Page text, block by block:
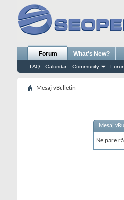
Forum
FAQ Calendar Community
What's New?
Mesaj vBulletin
Mesaj
Ne pare